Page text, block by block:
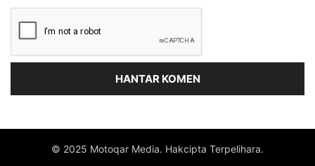
© 2025 Motoqar Media. Hakcipta Terpelihara.